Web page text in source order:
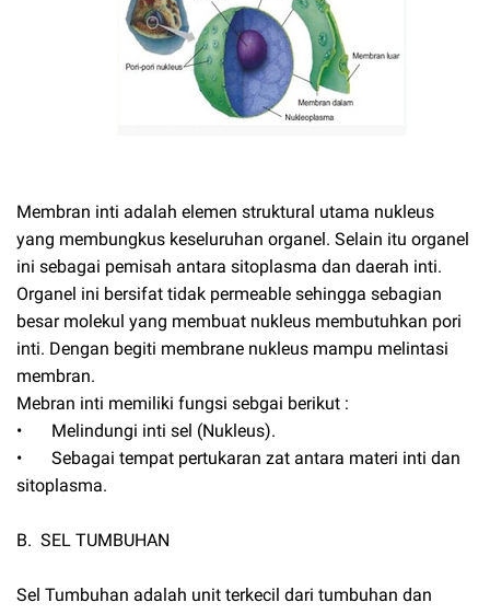
Membran inti adalah elemen struktural utama nukleus
yang membungkus keseluruhan organel. Selain itu organel
ini sebagai pemisah antara sitoplasma dan daerah inti.
Organel ini bersifat tidak permeable sehingga sebagian
besar molekul yang membuat nukleus membutuhkan pori
inti. Dengan begiti membrane nukleus mampu melintasi
membran.
Mebran inti memiliki fungsi sebgai berikut :
•
Melindungi inti sel (Nukleus).
•
Sebagai tempat pertukaran zat antara materi inti dan
sitoplasma.
B. SEL TUMBUHAN
Sel Tumbuhan adalah unit terkecil dari tumbuhan dan